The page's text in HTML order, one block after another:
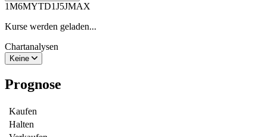
1M6MYTD1J5JMAX
Kurse werden geladen...
Chartanalysen
Keine
Prognose
Kaufen
Halten